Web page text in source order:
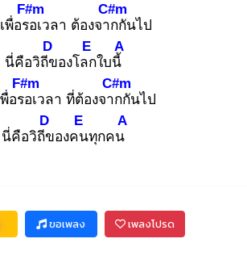
พื่อรอ
F#m
เวลา ต้องจาก
C#m
กันไป
นี่คือวิถีข
D
องโลก
E
ใบนี้
A
อรอ
F#m
เวลา ที่ต้องจาก
C#m
กันไป
นี่คือวิถีข
D
องคน
E
ทุกคน
A
ขอเพลง เพลงโปรด